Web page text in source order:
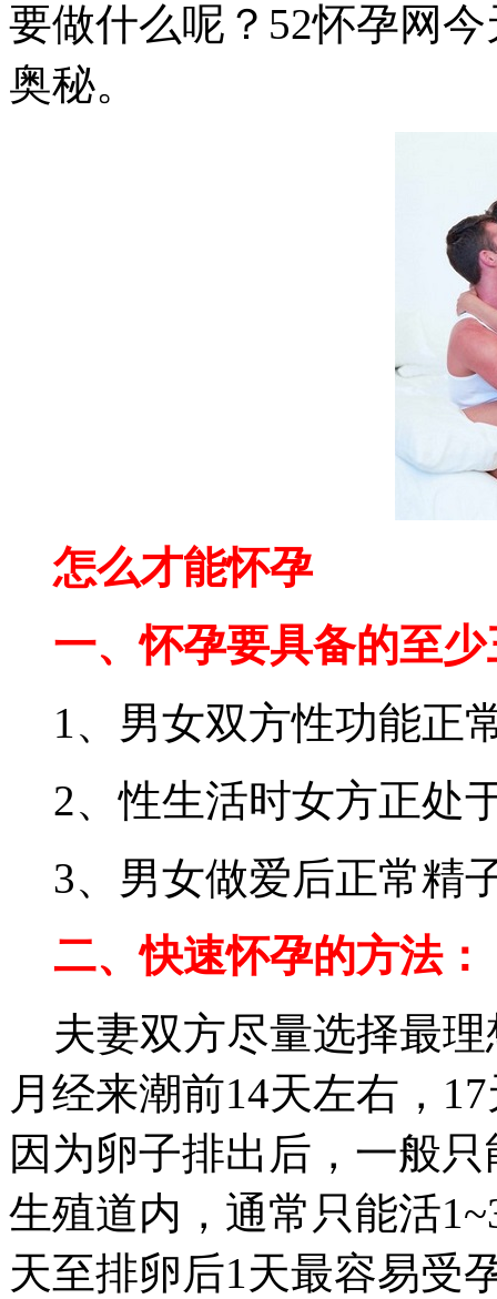
要做什么呢？52怀孕网
奥秘。
怎么才能怀孕
一、怀孕要具备的至
1、男女双方性功能正
2、性生活时女方正处
3、男女做爱后正常精
二、快速怀孕的方法：
夫妻双方尽量选择最理
月经来潮前14天左右，
因为卵子排出后，一般
生殖道内，通常只能活
天至排卵后1天最容易受